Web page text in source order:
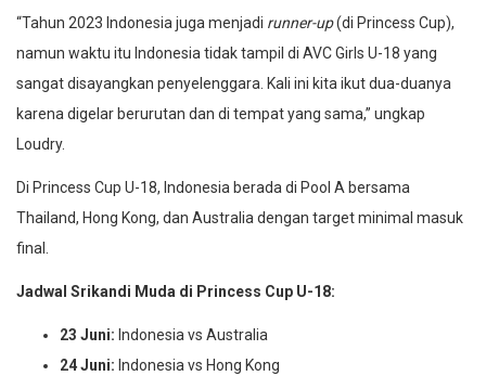
“Tahun 2023 Indonesia juga menjadi runner-up(di Princess Cup),
namun waktu itu Indonesia tidak tampil di AVC Girls U-18 yang
sangat disayangkan penyelenggara. Kali ini kita ikut dua-duanya
karena digelar berurutan dan di tempat yang sama,” ungkap
Loudry.
Di Princess Cup U-18, Indonesia berada di Pool A bersama
Thailand, Hong Kong, dan Australia dengan target minimal masuk
final.
Jadwal Srikandi Muda di Princess Cup U-18:
23 Juni: Indonesia vs Australia
24 Juni: Indonesia vs Hong Kong